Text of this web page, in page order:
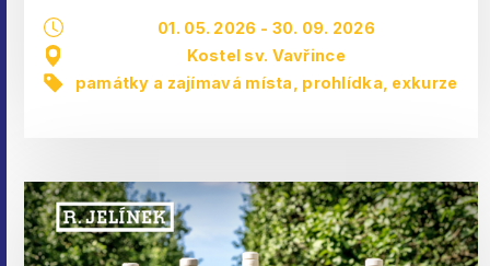
01. 05. 2026 - 30. 09. 2026
Kostel sv. Vavřince
památky a zajímavá místa
prohlídka, exkurze